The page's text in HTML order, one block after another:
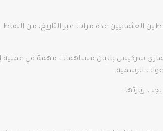
عدة مرات عبر التاريخ، من النقاط
سركيس باليان مساهمات مهمة في عملية
الرسمية.
زيارتها.